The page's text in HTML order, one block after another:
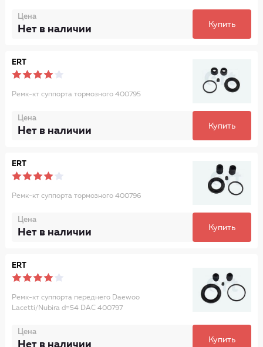
Цена
Нет в наличии Купить
ERT
Ремк-кт суппорта тормозного 400795
Цена
Нет в наличии Купить
ERT
Ремк-кт суппорта тормозного 400796
Цена
Нет в наличии Купить
ERT
Ремк-кт суппорта переднего Daewoo
Lacetti/Nubira d=54 DAC 400797
Цена
Нет в наличии Купить